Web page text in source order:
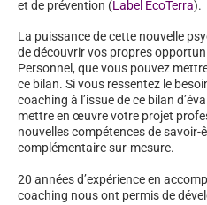
et de prévention (Label EcoTerra).
La puissance de cette nouvelle
de découvrir vos propres
Personnel, que vous pouvez
ce bilan. Si vous ressentez le
coaching à l’issue de ce bilan
mettre en œuvre votre projet
nouvelles compétences de
complémentaire sur-mesure.
20 années d’expérience en
coaching nous ont permis de